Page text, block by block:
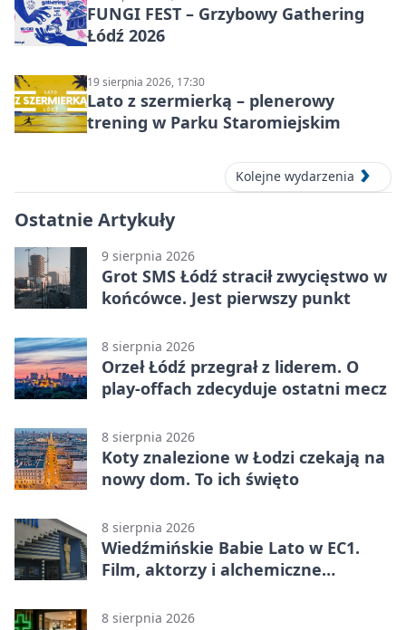
FUNGI FEST – Grzybowy Gathering
Łódź 2026
19 sierpnia 2026, 17:30
Lato z szermierką – plenerowy
trening w Parku Staromiejskim
Kolejne wydarzenia
Ostatnie Artykuły
9 sierpnia 2026
Grot SMS Łódź stracił zwycięstwo w
końcówce. Jest pierwszy punkt
8 sierpnia 2026
Orzeł Łódź przegrał z liderem. O
play-offach zdecyduje ostatni mecz
8 sierpnia 2026
Koty znalezione w Łodzi czekają na
nowy dom. To ich święto
8 sierpnia 2026
Wiedźmińskie Babie Lato w EC1.
Film, aktorzy i alchemiczne
8 sierpnia 2026